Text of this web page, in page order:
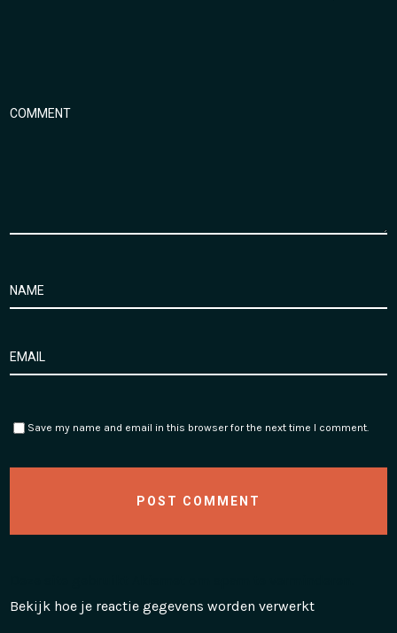
Save my name and email in this browser for the next time I comment.
Bekijk hoe je reactie gegevens worden verwerkt